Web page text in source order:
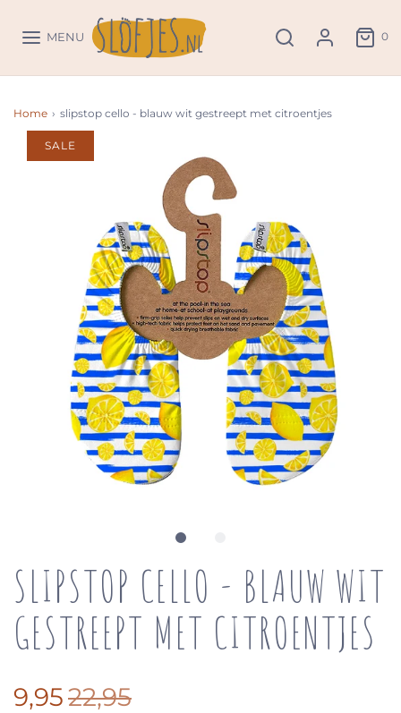
MENU 0
Home › slipstop cello - blauw wit gestreept met citroentjes
SALE
SLIPSTOP CELLO - BLAUW WIT
GESTREEPT MET CITROENTJES
9,9522,95